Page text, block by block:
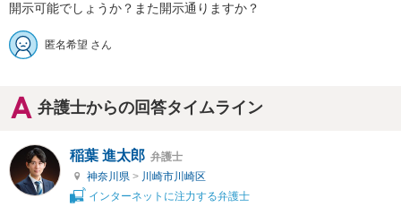
開示可能でしょうか？また開示通りますか？
匿名希望 さん
弁護士からの回答タイムライン
稲葉 進太郎 弁護士
神奈川県 > 川崎市川崎区
インターネットに注力する弁護士